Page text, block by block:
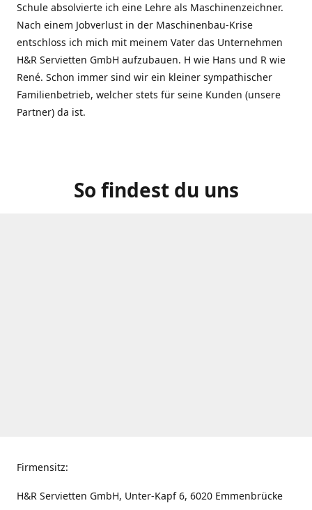
Schule absolvierte ich eine Lehre als Maschinenzeichner.
Nach einem Jobverlust in der Maschinenbau-Krise
entschloss ich mich mit meinem Vater das Unternehmen
H&R Servietten GmbH aufzubauen. H wie Hans und R wie
René. Schon immer sind wir ein kleiner sympathischer
Familienbetrieb, welcher stets für seine Kunden (unsere
Partner) da ist.
So findest du uns
Firmensitz:
H&R Servietten GmbH, Unter-Kapf 6, 6020 Emmenbrücke